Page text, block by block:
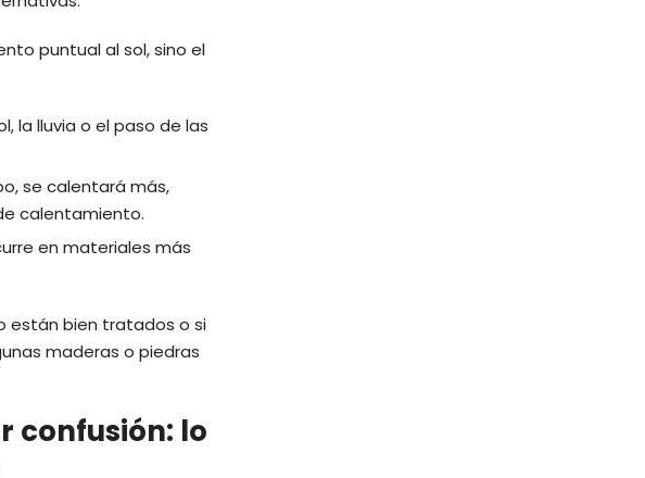
puntual al sol, sino el
la lluvia o el paso de las
se calentará más,
calentamiento.
en materiales más
están bien tratados o si
maderas o piedras
confusión: lo